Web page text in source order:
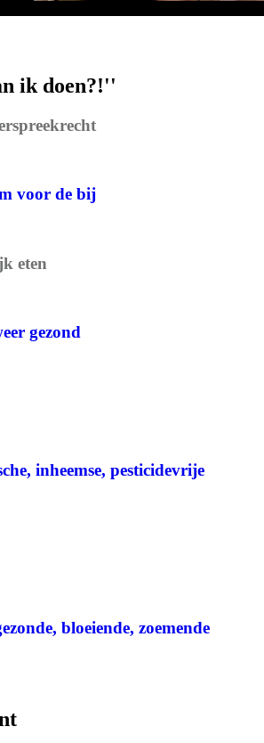
ik doen?!''
voor de bij
eten
gezond
inheemse, pesticidevrije
bloeiende, zoemende